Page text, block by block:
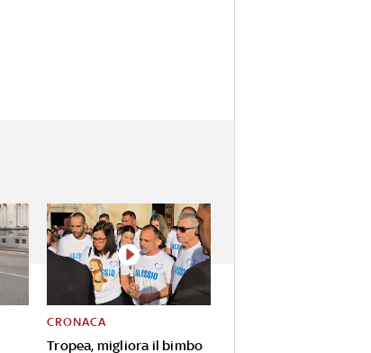
Tropea, migliora il bimbo
CRONACA